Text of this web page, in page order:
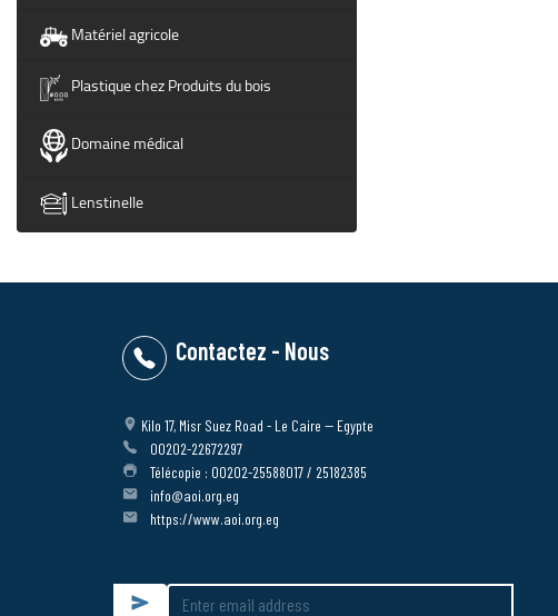
Matériel agricole
Plastique chez Produits du bois
Domaine médical
Lenstinelle
Contactez - Nous
Kilo 17, Misr Suez Road - Le Caire -- Egypte
00202-22672297
Télécopie : 00202-25588017 / 25182385
info@aoi.org.eg
https://www.aoi.org.eg
Submit